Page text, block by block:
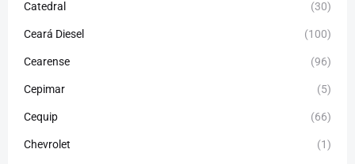
Catedral (30)
Ceará Diesel (100)
Cearense (96)
Cepimar (5)
Cequip (66)
Chevrolet (1)